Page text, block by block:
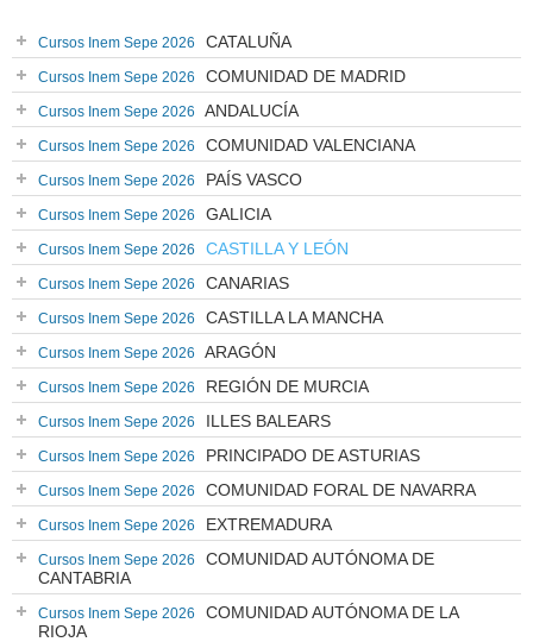
Cursos Inem Sepe 2026 CATALUÑA
Cursos Inem Sepe 2026 COMUNIDAD DE MADRID
Cursos Inem Sepe 2026 ANDALUCÍA
Cursos Inem Sepe 2026 COMUNIDAD VALENCIANA
Cursos Inem Sepe 2026 PAÍS VASCO
Cursos Inem Sepe 2026 GALICIA
Cursos Inem Sepe 2026 CASTILLA Y LEÓN
Cursos Inem Sepe 2026 CANARIAS
Cursos Inem Sepe 2026 CASTILLA LA MANCHA
Cursos Inem Sepe 2026 ARAGÓN
Cursos Inem Sepe 2026 REGIÓN DE MURCIA
Cursos Inem Sepe 2026 ILLES BALEARS
Cursos Inem Sepe 2026 PRINCIPADO DE ASTURIAS
Cursos Inem Sepe 2026 COMUNIDAD FORAL DE NAVARRA
Cursos Inem Sepe 2026 EXTREMADURA
Cursos Inem Sepe 2026
COMUNIDAD AUTÓNOMA DE
CANTABRIA
Cursos Inem Sepe 2026
COMUNIDAD AUTÓNOMA DE LA
RIOJA